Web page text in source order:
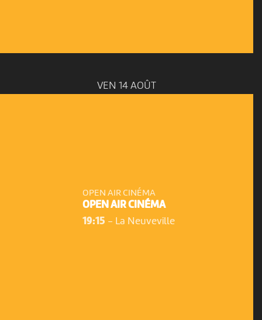
VEN 14 AOÛT
OPEN AIR CINÉMA
OPEN AIR CINÉMA
19:15 - La Neuveville